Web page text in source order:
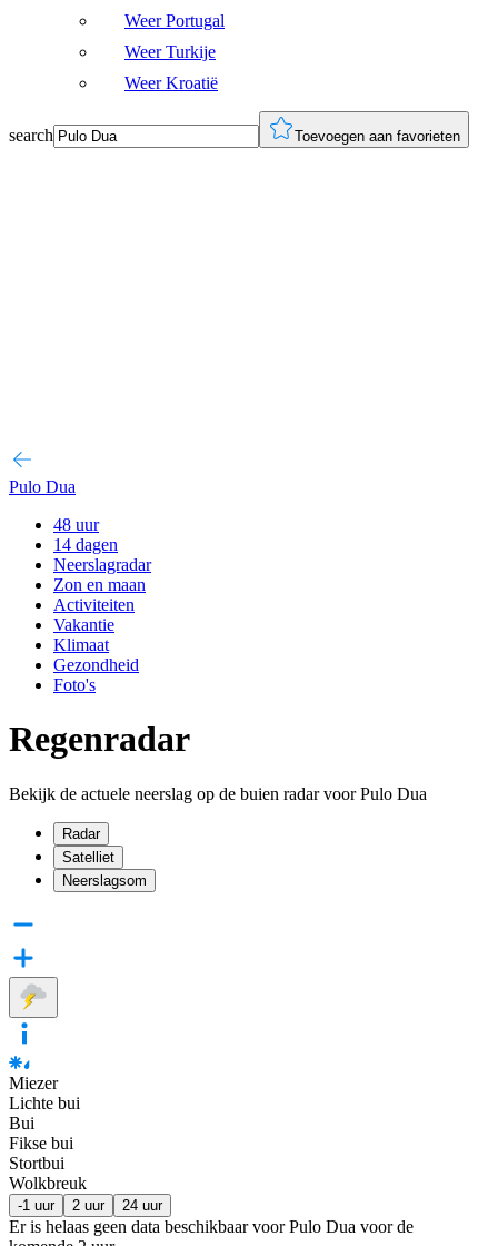
Weer Portugal
Weer Turkije
Weer Kroatië
search Toevoegen aan favorieten
Pulo Dua
48 uur
14 dagen
Neerslagradar
Zon en maan
Activiteiten
Vakantie
Klimaat
Gezondheid
Foto's
Regenradar
Bekijk de actuele neerslag op de buien radar voor Pulo Dua
Radar
Satelliet
Neerslagsom
Miezer
Lichte bui
Bui
Fikse bui
Stortbui
Wolkbreuk
-1 uur 2 uur 24 uur
Er is helaas geen data beschikbaar voor Pulo Dua voor de